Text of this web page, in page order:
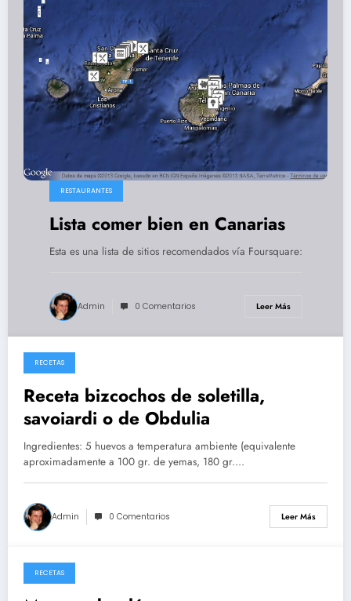
RESTAURANTES
Lista comer bien en Canarias
Esta es una lista de sitios recomendados vía Foursquare:
Admin 0 Comentarios Leer Más
26/05/2026
RECETAS
Receta bizcochos de soletilla,
savoiardi o de Obdulia
Ingredientes: 5 huevos a temperatura ambiente (equivalente
aproximadamente a 100 gr. de yemas, 180 gr.…
Admin 0 Comentarios Leer Más
14/05/2026
RECETAS